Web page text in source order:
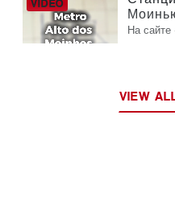
На сайте
VIEW